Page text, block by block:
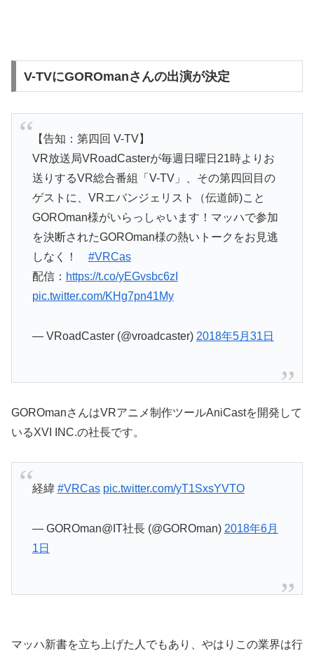
V-TVにGOROmanさんの出演が決定
【告知：第四回 V-TV】
VR放送局VRoadCasterが毎週日曜日21時よりお
送りするVR総合番組「V-TV」、その第四回目の
ゲストに、VRエバンジェリスト（伝道師)こと
GOROman様がいらっしゃいます！マッハで参加
を決断されたGOROman様の熱いトークをお見逃
しなく！ #VRCas
配信： https://t.co/yEGvsbc6zI
pic.twitter.com/KHg7pn41My
— VRoadCaster (@vroadcaster) 2018年5月31日
GOROmanさんはVRアニメ制作ツールAniCastを開発して
いるXVI INC.の社長です。
経緯 #VRCas pic.twitter.com/yT1SxsYVTO
— GOROman@IT社長 (@GOROman) 2018年6月
1日
マッハ新書を立ち上げた人でもあり、やはりこの業界は行